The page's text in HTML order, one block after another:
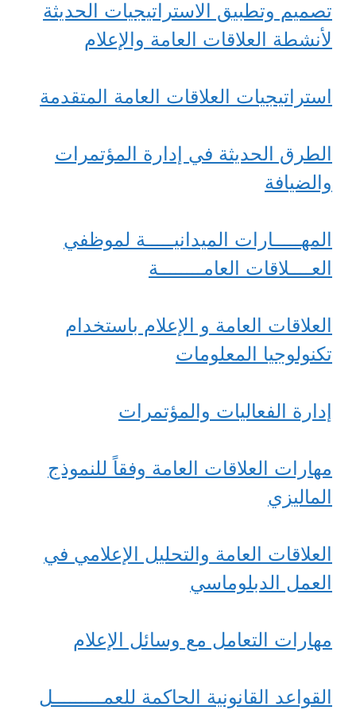
تصميم وتطبيق الاستراتيجيات الحديثة
لأنشطة العلاقات العامة والإعلام
استراتيجيات العلاقات العامة المتقدمة
الطرق الحديثة في إدارة المؤتمرات
والضيافة
المهـــــارات الميدانيـــــة لموظفي
العــــلاقات العامــــــــة
العلاقات العامة و الإعلام باستخدام
تكنولوجيا المعلومات
إدارة الفعاليات والمؤتمرات
مهارات العلاقات العامة وفقاً للنموذج
الماليزي
العلاقات العامة والتحليل الإعلامي في
العمل الدبلوماسي
مهارات التعامل مع وسائل الإعلام
القواعد القانونية الحاكمة للعمـــــــــل